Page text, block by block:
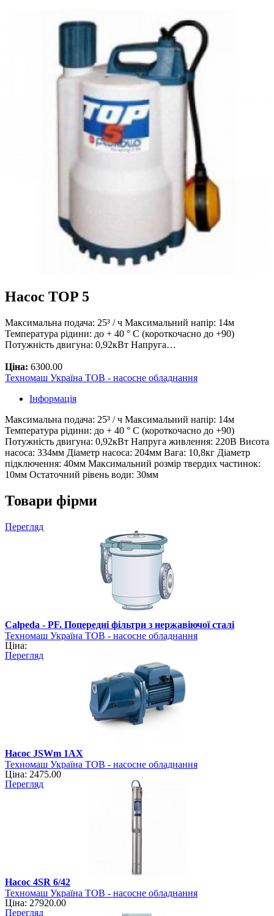
Насос TOP 5
Максимальна подача: 25³ / ч Максимальний напір: 14м
Температура рідини: до + 40 ° С (короткочасно до +90)
Потужність двигуна: 0,92кВт Напруга…
Ціна: 6300.00
Техномаш Україна ТОВ - насосне обладнання
Інформація
Максимальна подача: 25³ / ч Максимальний напір: 14м
Температура рідини: до + 40 ° С (короткочасно до +90)
Потужність двигуна: 0,92кВт Напруга живлення: 220В Висота
насоса: 334мм Діаметр насоса: 204мм Вага: 10,8кг Діаметр
підключення: 40мм Максимальний розмір твердих частинок:
10мм Остаточний рівень води: 30мм
Товари фірми
Перегляд
Calpeda - PF. Попередні фільтри з нержавіючої сталі
Техномаш Україна ТОВ - насосне обладнання
Ціна:
Перегляд
Насос JSWm 1АХ
Техномаш Україна ТОВ - насосне обладнання
Ціна: 2475.00
Перегляд
Насос 4SR 6/42
Техномаш Україна ТОВ - насосне обладнання
Ціна: 27920.00
Перегляд